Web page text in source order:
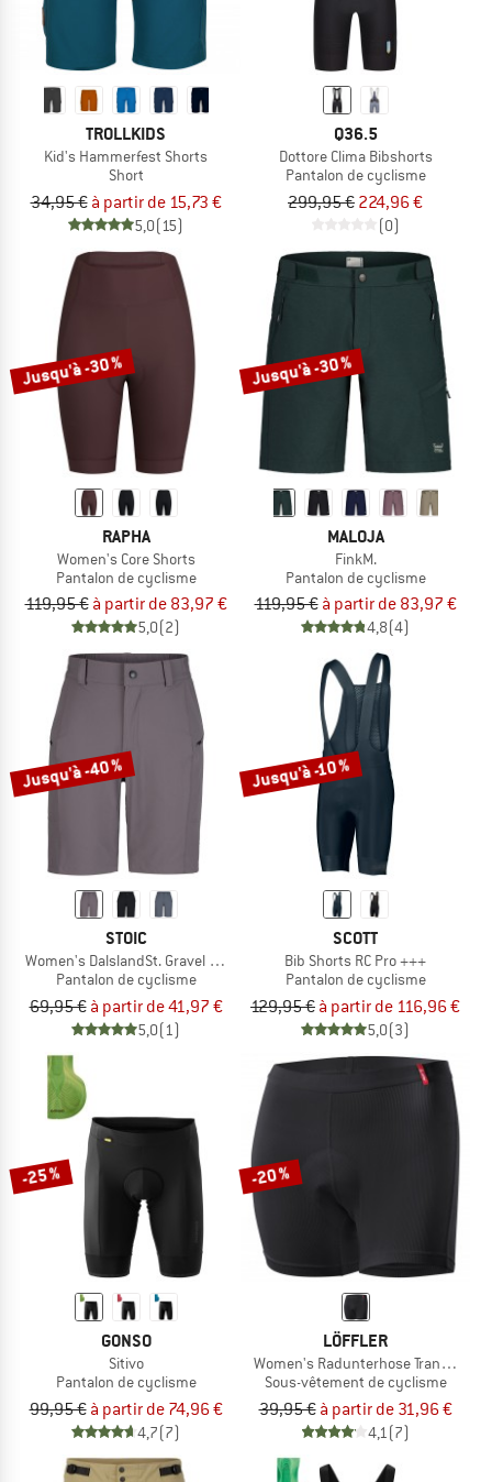
TROLLKIDS
Kid's Hammerfest Shorts
Short
34,95 € à partir de 15,73 €
5,0(15)
Q36.5
Dottore Clima Bibshorts
Pantalon de cyclisme
299,95 € 224,96 €
(0)
Jusqu'à -30 %
RAPHA
Women's Core Shorts
Pantalon de cyclisme
119,95 € à partir de 83,97 €
5,0(2)
Jusqu'à -30 %
MALOJA
FinkM.
Pantalon de cyclisme
119,95 € à partir de 83,97 €
4,8(4)
Jusqu'à -40 %
STOIC
Women's DalslandSt. Gravel Shorts
Pantalon de cyclisme
69,95 € à partir de 41,97 €
5,0(1)
Jusqu'à -10 %
SCOTT
Bib Shorts RC Pro +++
Pantalon de cyclisme
129,95 € à partir de 116,96 €
5,0(3)
-25 %
GONSO
Sitivo
Pantalon de cyclisme
99,95 € à partir de 74,96 €
4,7(7)
-20 %
LÖFFLER
Women's Radunterhose Transtex
Sous-vêtement de cyclisme
39,95 € à partir de 31,96 €
4,1(7)